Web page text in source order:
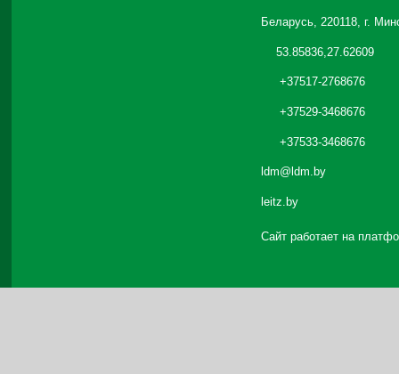
Беларусь, 220118, г.
53.85836,27.62609
+37517-2768676
+37529-3468676
+37533-3468676
ldm@ldm.by
leitz.by
Сайт работает на